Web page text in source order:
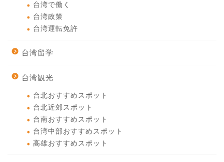
台湾で働く
台湾政策
台湾運転免許
台湾留学
台湾観光
台北おすすめスポット
台北近郊スポット
台南おすすめスポット
台湾中部おすすめスポット
高雄おすすめスポット